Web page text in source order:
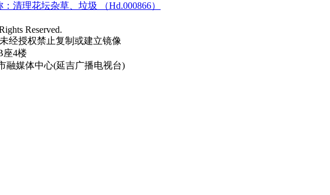
清理花坛杂草、垃圾 （Hd.000866）
Reserved.
经授权禁止复制或建立镜像
座4楼
融媒体中心(延吉广播电视台)